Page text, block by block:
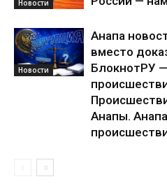
Новости
Новости
Анапа
вместо
БлокнотРУ
Анапы.